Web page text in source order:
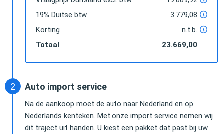
19% Duitse btw
3.779,08
Korting
n.t.b.
Totaal
23.669,00
Auto import service
Na de aankoop moet de auto naar Nederland en op
Nederlands kenteken. Met onze import service nemen wij
dit traject uit handen. U kiest een pakket dat past bij uw